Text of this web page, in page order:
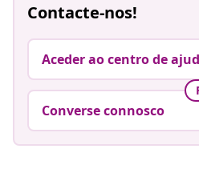
Contacte-nos!
Aceder ao centro de
Converse connosco